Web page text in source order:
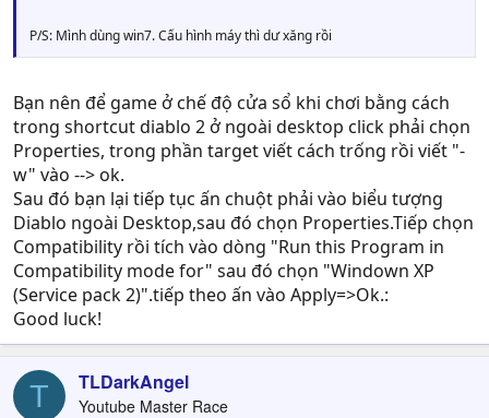
P/S: Mình dùng win7. Cấu hình máy thì dư xăng rồi
Bạn nên để game ở chế độ cửa sổ khi chơi bằng cách
trong shortcut diablo 2 ở ngoài desktop click phải chọn
Properties, trong phần target viết cách trống rồi viết "-
w" vào --> ok.
Sau đó bạn lại tiếp tục ấn chuột phải vào biểu tượng
Diablo ngoài Desktop,sau đó chọn Properties.Tiếp chọn
Compatibility rồi tích vào dòng "Run this Program in
Compatibility mode for" sau đó chọn "Windown XP
(Service pack 2)".tiếp theo ấn vào Apply=>Ok.:
Good luck!
T TLDarkAngel
Youtube Master Race